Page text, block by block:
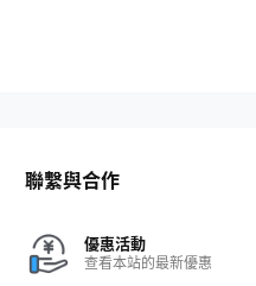
聯繫與合作
優惠活動
查看本站的最新優惠